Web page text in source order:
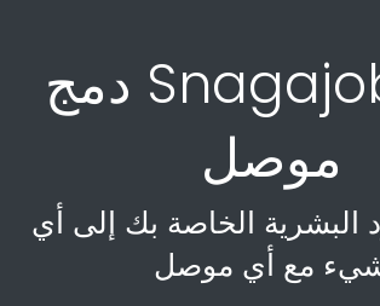
دمج Snagajob وأي
موصل
البشرية الخاصة بك إلى أي
مع أي موصل